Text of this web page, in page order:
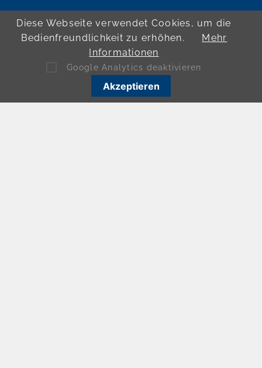
Diese Webseite verwendet Cookies, um die
Bedienfreundlichkeit zu erhöhen.
Mehr
Informationen
Google Analytics deaktivieren
Akzeptieren